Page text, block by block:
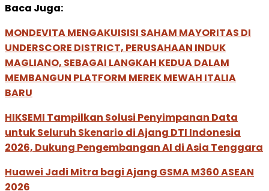
Baca Juga:
MONDEVITA MENGAKUISISI SAHAM MAYORITAS DI
UNDERSCORE DISTRICT, PERUSAHAAN INDUK
MAGLIANO, SEBAGAI LANGKAH KEDUA DALAM
MEMBANGUN PLATFORM MEREK MEWAH ITALIA
BARU
HIKSEMI Tampilkan Solusi Penyimpanan Data
untuk Seluruh Skenario di Ajang DTI Indonesia
2026, Dukung Pengembangan AI di Asia Tenggara
Huawei Jadi Mitra bagi Ajang GSMA M360 ASEAN
2026